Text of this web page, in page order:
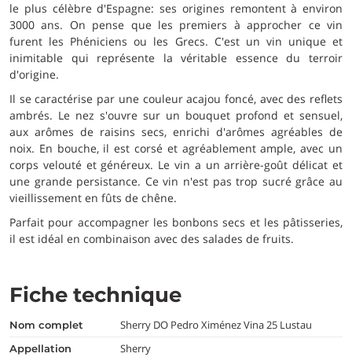
le plus célèbre d'Espagne: ses origines remontent à environ
3000 ans. On pense que les premiers à approcher ce vin
furent les Phéniciens ou les Grecs. C'est un vin unique et
inimitable qui représente la véritable essence du terroir
d'origine.
Il se caractérise par une couleur acajou foncé, avec des reflets
ambrés. Le nez s'ouvre sur un bouquet profond et sensuel,
aux arômes de raisins secs, enrichi d'arômes agréables de
noix. En bouche, il est corsé et agréablement ample, avec un
corps velouté et généreux. Le vin a un arrière-goût délicat et
une grande persistance. Ce vin n'est pas trop sucré grâce au
vieillissement en fûts de chêne.
Parfait pour accompagner les bonbons secs et les pâtisseries,
il est idéal en combinaison avec des salades de fruits.
Fiche technique
nom complet Sherry DO Pedro Ximénez Vina 25 Lustau
appellation Sherry